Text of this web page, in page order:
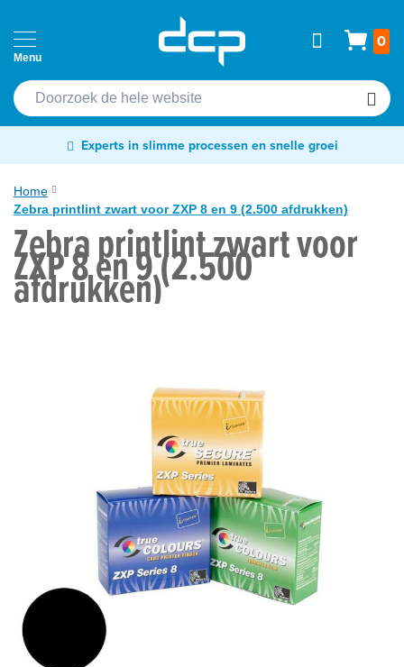
naar
de
inhoud
0
Passen
Cardprinters
Labelprinters
Readers
&
scanners
Experts in slimme processen en snelle groei
Home
Zebra printlint zwart voor ZXP 8 en 9 (2.500 afdrukken)
Ga
naar
het
einde
Zebra printlint zwart voor
ZXP 8 en 9 (2.500
afdrukken)